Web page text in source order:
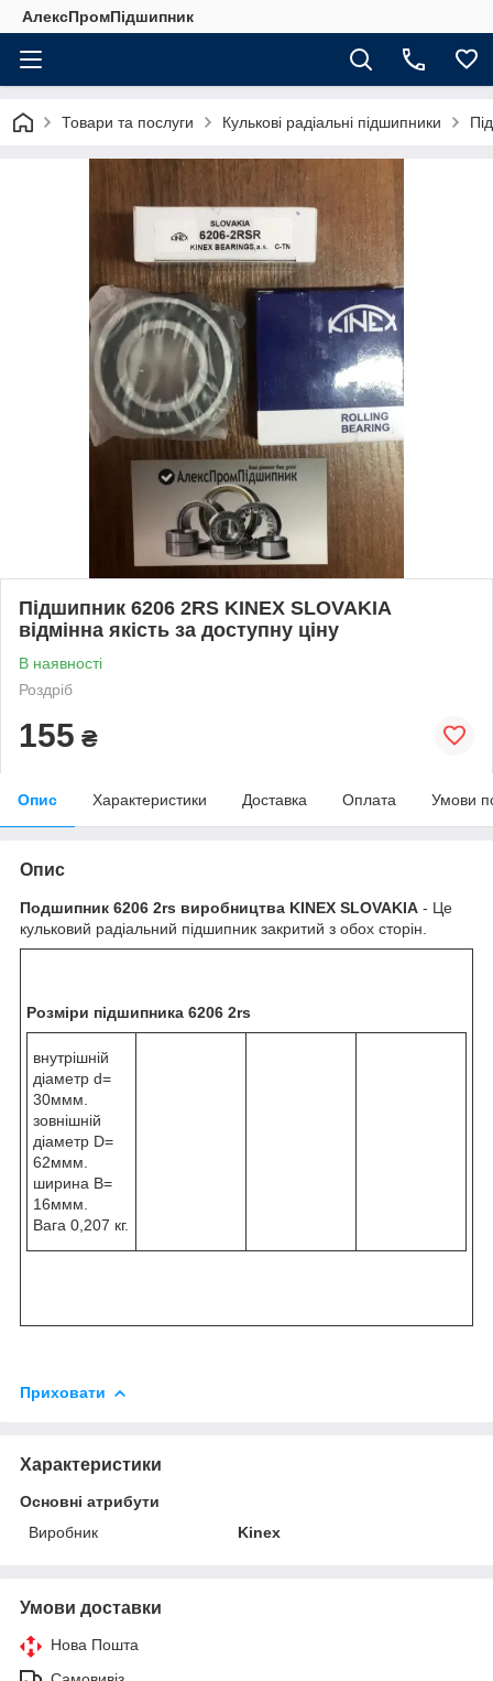
АлексПромПідшипник
Товари та послуги Кулькові радіальні підшипники
Підшипник 6206 2RS KINEX SLOVAKIA
відмінна якість за доступну ціну
В наявності
Роздріб
155 ₴
Опис Характеристики Доставка Оплата Умови
Опис
Подшипник 6206 2rs виробництва KINEX SLOVAKIA - Це
кульковий радіальний підшипник закритий з обох сторін.
Розміри підшипника 6206 2rs
внутрішній
діаметр d=
30ммм.
зовнішній
діаметр D=
62ммм.
ширина B=
16ммм.
Вага 0,207 кг.
Приховати
Характеристики
Основні атрибути
Виробник
Kinex
Умови доставки
Нова Пошта